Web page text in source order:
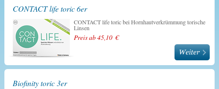
CONTACT life toric 6er
CONTACT life toric bei Hornhautverkrümmung torische
Linsen
Preis ab 45,10 €
Biofinity toric 3er